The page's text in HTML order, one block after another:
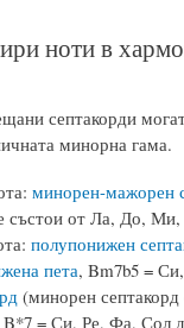
ноти в
септакорди
минорна гама.
минорен-мажорен
състои от Ла, До, Ми,
полупонижен
пета, Bm7b5 =
(минорен
B*7 = Си, Ре, Фа, Сол